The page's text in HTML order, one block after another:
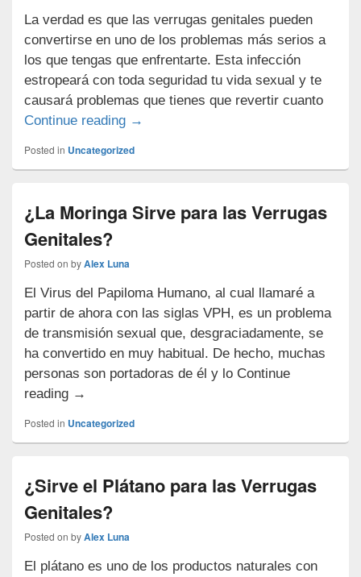
La verdad es que las verrugas genitales pueden
convertirse en uno de los problemas más serios a
los que tengas que enfrentarte. Esta infección
estropeará con toda seguridad tu vida sexual y te
causará problemas que tienes que revertir cuanto
Continue reading ¿Sirve el Aceite de Almendras para
→
Posted in Uncategorized
¿La Moringa Sirve para las Verrugas
Genitales?
Posted on byAlex Luna
El Virus del Papiloma Humano, al cual llamaré a
partir de ahora con las siglas VPH, es un problema
de transmisión sexual que, desgraciadamente, se
ha convertido en muy habitual. De hecho, muchas
personas son portadoras de él y lo Continue
reading ¿La
Sirve
Verrugas
Genitales?
→
Posted in Uncategorized
¿Sirve el Plátano para las Verrugas
Genitales?
Posted on byAlex Luna
El plátano es uno de los productos naturales con